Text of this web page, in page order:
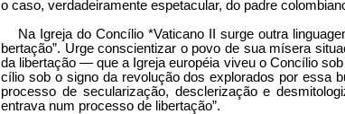
o caso, verdadeiramente espetacular, do padre
Na Igreja do Concílio *Vaticano II surge outra
bertação”. Urge conscientizar o povo de sua mísera
da libertação — que a Igreja européia viveu o Con­cílio
cílio sob o signo da revolução dos explorados por essa
pro­cesso de secularização, desclerização e
entrava num processo de libertação”.